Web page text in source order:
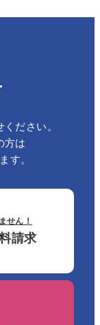
ださい。
方は
す。
せん！
請求